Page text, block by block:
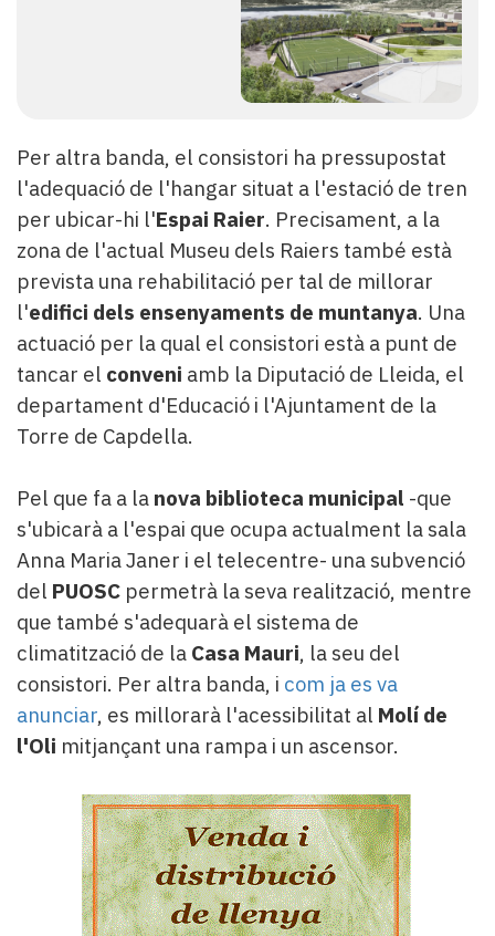
Per altra banda, el consistori ha pressupostat
l'adequació de l'hangar situat a l'estació de tren
per ubicar-hi l'Espai Raier. Precisament, a la
zona de l'actual Museu dels Raiers també està
prevista una rehabilitació per tal de millorar
l'edifici dels ensenyaments de muntanya. Una
actuació per la qual el consistori està a punt de
tancar el conveni amb la Diputació de Lleida, el
departament d'Educació i l'Ajuntament de la
Torre de Capdella.
Pel que fa a la nova biblioteca municipal -que
s'ubicarà a l'espai que ocupa actualment la sala
Anna Maria Janer i el telecentre- una subvenció
del PUOSC permetrà la seva realització, mentre
que també s'adequarà el sistema de
climatització de la Casa Mauri, la seu del
consistori. Per altra banda, i com ja es va
anunciar, es millorarà l'acessibilitat al Molí de
l'Oli mitjançant una rampa i un ascensor.